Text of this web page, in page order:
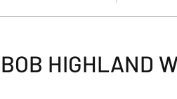
BOB HIGHLAND